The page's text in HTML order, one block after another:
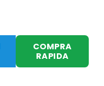
COMPRA
RAPIDA